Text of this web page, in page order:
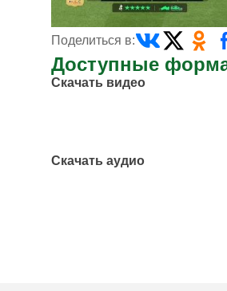
Поделиться в:
Доступные
Скачать видео
Скачать аудио